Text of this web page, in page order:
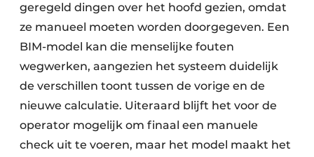
geregeld dingen over het hoofd gezien, omdat
ze manueel moeten worden doorgegeven. Een
BIM-model kan die menselijke fouten
wegwerken, aangezien het systeem duidelijk
de verschillen toont tussen de vorige en de
nieuwe calculatie. Uiteraard blijft het voor de
operator mogelijk om finaal een manuele
check uit te voeren, maar het model maakt het